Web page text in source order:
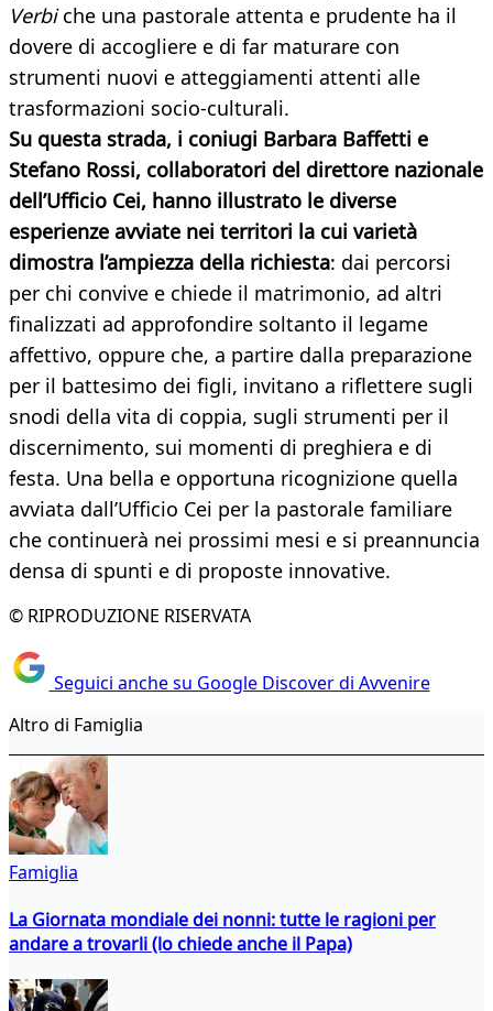
Verbiche una pastorale attenta e prudente ha il
dovere di accogliere e di far maturare con
strumenti nuovi e atteggiamenti attenti alle
trasformazioni socio-culturali.
Su questa strada, i coniugi Barbara Baffetti e
Stefano Rossi, collaboratori del direttore nazionale
dell’Ufficio Cei, hanno illustrato le diverse
esperienze avviate nei territori la cui varietà
dimostra l’ampiezza della richiesta: dai percorsi
per chi convive e chiede il matrimonio, ad altri
finalizzati ad approfondire soltanto il legame
affettivo, oppure che, a partire dalla preparazione
per il battesimo dei figli, invitano a riflettere sugli
snodi della vita di coppia, sugli strumenti per il
discernimento, sui momenti di preghiera e di
festa. Una bella e opportuna ricognizione quella
avviata dall’Ufficio Cei per la pastorale familiare
che continuerà nei prossimi mesi e si preannuncia
densa di spunti e di proposte innovative.
© RIPRODUZIONE RISERVATA
Seguici anche su Google Discover di Avvenire
Altro di Famiglia
Famiglia
La Giornata mondiale dei nonni: tutte le ragioni per
andare a trovarli (lo chiede anche il Papa)